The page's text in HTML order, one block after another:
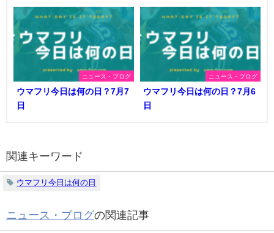
ニュース・ブログ
ウマフリ今日は何の日？7月7
日
ニュース・ブログ
ウマフリ今日は何の日？7月6
日
関連キーワード
ウマフリ今日は何の日
ニュース・ブログの関連記事